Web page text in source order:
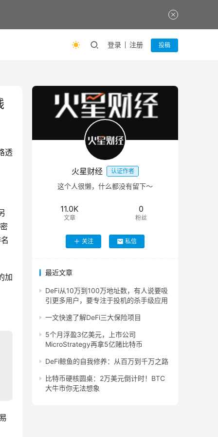
登录 注册 投稿
透
加
火星财经 认证作者
这个人很懒，什么都没有留下～
11.0K
文章
0
粉丝
关注 私信
最近文章
DeFi从10万到100万地址数，有人说要吸
引更多用户，要专注于投机的杀手级应用
一文快速了解DeFi三大保险项目
5个月浮盈3亿美元，上市公司
MicroStrategy再拿5亿赌比特币
DeFi鲸鱼的自我修养：从百万到千万之路
比特币硬核圆桌：2万美元倒计时！BTC
大牛市你无法想象